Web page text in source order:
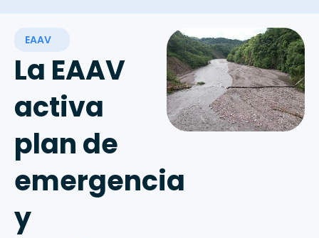
EAAV
La EAAV
activa
plan de
emergencia
y